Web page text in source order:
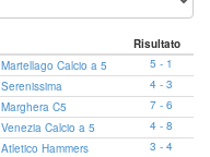
Risultato
Martellago Calcio a 5
5 - 1
Serenissima
4 - 3
Marghera C5
7 - 6
Venezia Calcio a 5
4 - 8
Atletico Hammers 3 - 4